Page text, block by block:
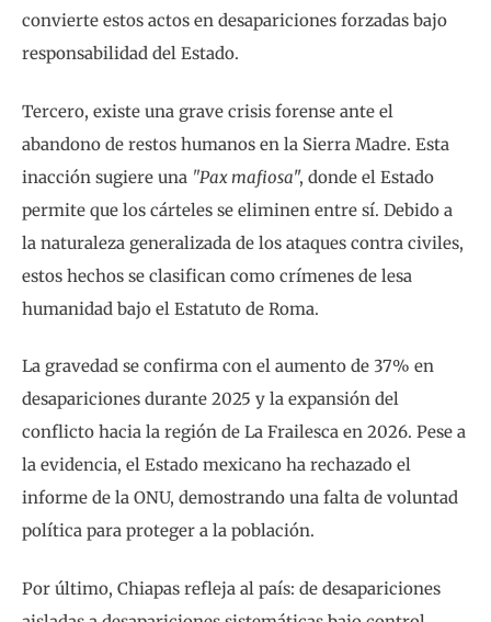
convierte estos actos en desapariciones forzadas bajo
responsabilidad del Estado.
Tercero, existe una grave crisis forense ante el
abandono de restos humanos en la Sierra Madre. Esta
inacción sugiere una "Pax mafiosa", donde el Estado
permite que los cárteles se eliminen entre sí. Debido a
la naturaleza generalizada de los ataques contra civiles,
estos hechos se clasifican como crímenes de lesa
humanidad bajo el Estatuto de Roma.
La gravedad se confirma con el aumento de 37% en
desapariciones durante 2025 y la expansión del
conflicto hacia la región de La Frailesca en 2026. Pese a
la evidencia, el Estado mexicano ha rechazado el
informe de la ONU, demostrando una falta de voluntad
política para proteger a la población.
Por último, Chiapas refleja al país: de desapariciones